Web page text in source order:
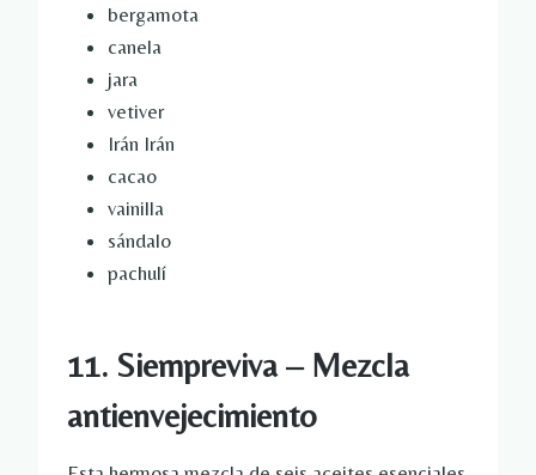
bergamota
canela
jara
vetiver
Irán Irán
cacao
vainilla
sándalo
pachulí
11. Siempreviva – Mezcla
antienvejecimiento